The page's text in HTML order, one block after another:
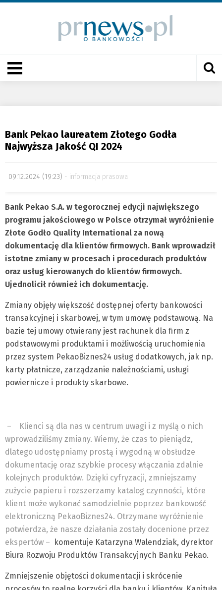
Bank Pekao laureatem Złotego Godła
Najwyższa Jakość QI 2024
09.12.2024 (19:23) informacja prasowa
Bank Pekao S.A. w tegorocznej edycji największego
programu jakościowego w Polsce otrzymał wyróżnienie
Złote Godło Quality International za nową
dokumentację dla klientów firmowych. Bank wprowadził
istotne zmiany w procesach i procedurach produktów
oraz usług kierowanych do klientów firmowych.
Ujednolicił również ich dokumentację.
Zmiany objęły większość dostępnej oferty bankowości
transakcyjnej i skarbowej, w tym umowę podstawową. Na
bazie tej umowy otwierany jest rachunek dla firm z
podstawowymi produktami i możliwością uruchomienia
przez system PekaoBiznes24 usług dodatkowych, jak np.
karty płatnicze, zarządzanie należnościami, usługi
powiernicze i produkty skarbowe.
–
Klienci są dla nas w centrum uwagi i z myślą o nich
wprowadziliśmy zmiany. Wiemy, że czas to pieniądz,
dlatego udostępniamy prostą i wygodną w obsłudze
dokumentację oraz szybkie procesy włączania zdalnie
kolejnych produktów. Dzięki cyfryzacji, zmniejszamy
zużycie papieru i rozszerzamy katalog czynności, które
klient może wykonać samodzielnie poprzez bankowość
elektroniczną PekaoBiznes24. Otrzymane wyróżnienie
potwierdza, że nasze działania zostały docenione przez
ekspertów – komentuje Katarzyna Walendziak, dyrektor
Biura Rozwoju Produktów Transakcyjnych Banku Pekao.
Zmniejszenie objętości dokumentacji i skrócenie